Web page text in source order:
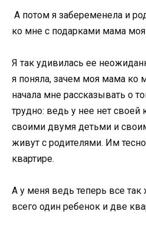
А потом я забеременела и
ко мне с подарками мама моя
Я так удивилась ее
я поняла, зачем моя мама ко
начала мне рассказывать о
трудно: ведь у нее нет своей
своими двумя детьми и
живут с родителями. Им
квартире.
А у меня ведь теперь все
всего один ребенок и две